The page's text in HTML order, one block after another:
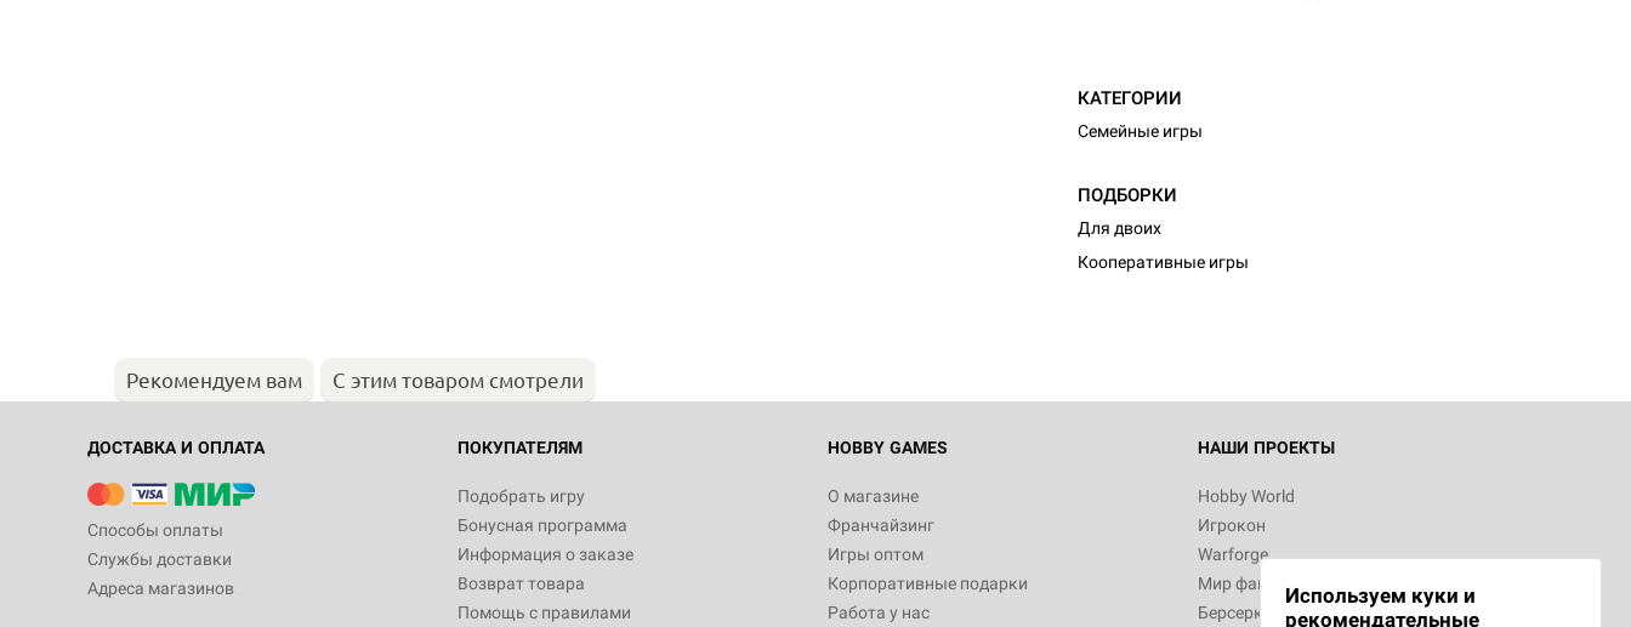
КАТЕГОРИИ
Семейные игры
ПОДБОРКИ
Для двоих
Кооперативные игры
Рекомендуем вам С этим товаром смотрели
ДОСТАВКА И ОПЛАТА
Способы оплаты
Службы доставки
Адреса магазинов
ПОКУПАТЕЛЯМ
Подобрать игру
Бонусная программа
Информация о заказе
Возврат товара
Помощь с правилами
HOBBY GAMES
О магазине
Франчайзинг
Игры оптом
Корпоративные подарки
Работа у нас
НАШИ ПРОЕКТЫ
Hobby World
Игрокон
Warforge
Мир фантастики
Берсерк
Используем куки и
рекомендательные